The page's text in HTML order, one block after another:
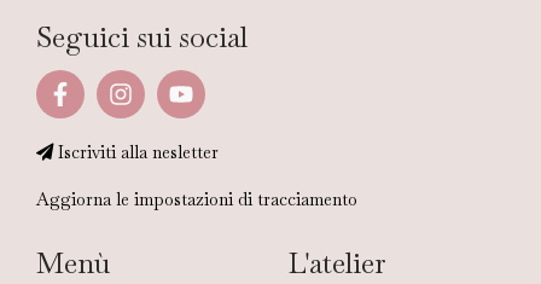
Seguici sui social
Iscriviti alla nesletter
Aggiorna le impostazioni di tracciamento
Menù L'atelier